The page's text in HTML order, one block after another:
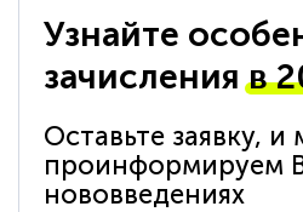
Узнайте
зачисленияв
Оставьте заявку, и
проинформируем
нововведениях